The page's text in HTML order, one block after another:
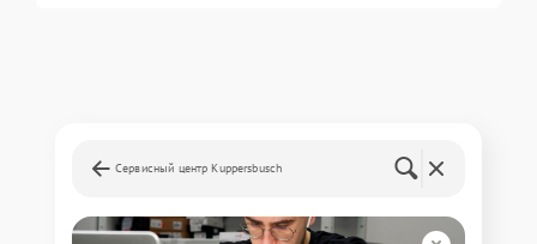
Сервисный центр Kuppersbusch